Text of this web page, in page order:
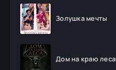
Золушка мечты
Дом на краю леса